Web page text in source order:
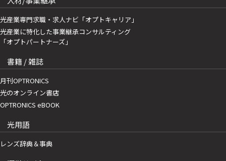
光産業専門求職・求人ナビ「オプトキャリア」
光産業に特化した事業継承コンサルティング
「オプトパートナーズ」
書籍 / 雑誌
月刊OPTRONICS
光のオンライン書店
OPTRONICS eBOOK
光用語
レンズ辞典＆事典